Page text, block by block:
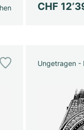
CHF
Ungetragen -